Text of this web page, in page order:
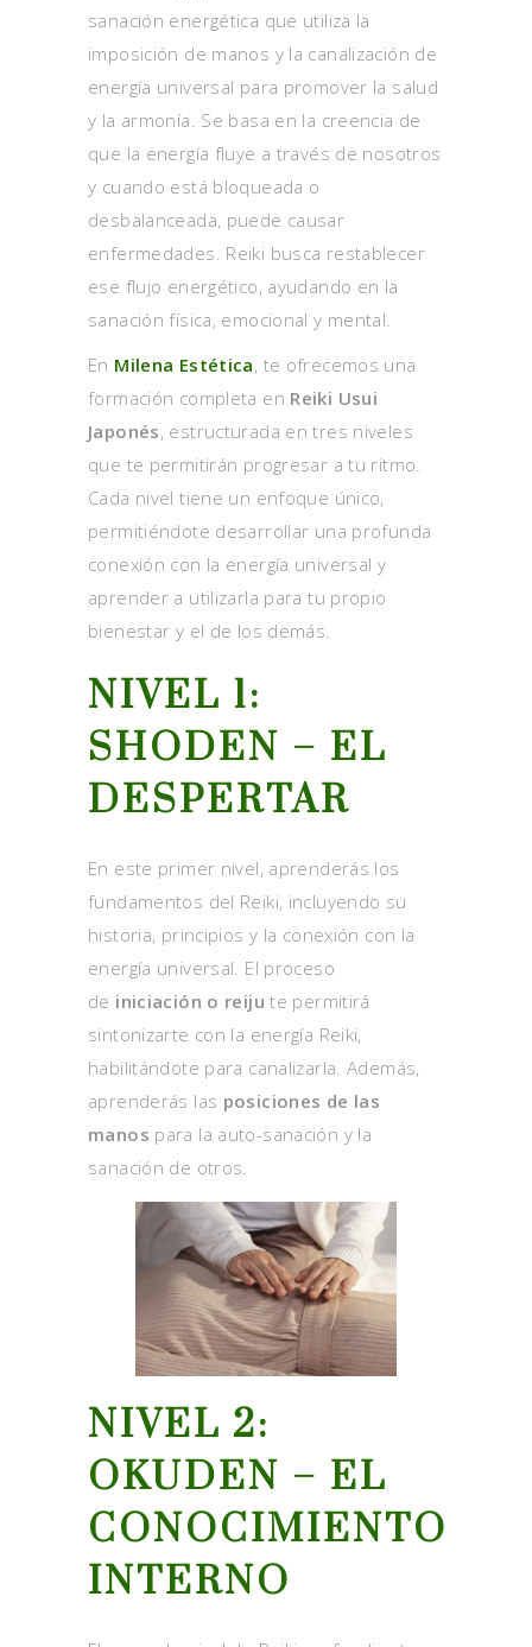
sanación energética que utiliza la
imposición de manos y la canalización de
energía universal para promover la salud
y la armonía. Se basa en la creencia de
que la energía fluye a través de nosotros
y cuando está bloqueada o
desbalanceada, puede causar
enfermedades. Reiki busca restablecer
ese flujo energético, ayudando en la
sanación física, emocional y mental.
En Milena Estética, te ofrecemos una
formación completa en Reiki Usui
Japonés, estructurada en tres niveles
que te permitirán progresar a tu ritmo.
Cada nivel tiene un enfoque único,
permitiéndote desarrollar una profunda
conexión con la energía universal y
aprender a utilizarla para tu propio
bienestar y el de los demás.
NIVEL 1:
SHODEN – EL
DESPERTAR
En este primer nivel, aprenderás los
fundamentos del Reiki, incluyendo su
historia, principios y la conexión con la
energía universal. El proceso
de iniciación o reiju te permitirá
sintonizarte con la energía Reiki,
habilitándote para canalizarla. Además,
aprenderás las posiciones de las
manos para la auto-sanación y la
sanación de otros.
NIVEL 2:
OKUDEN – EL
CONOCIMIENTO
INTERNO